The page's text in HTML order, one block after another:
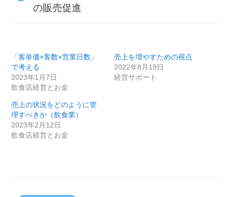
の販売促進
「客単価×客数×営業日数」
で考える
2023年1月7日
飲食店経営とお金
売上を増やすための視点
2022年8月19日
経営サポート
売上の状況をどのように管
理すべきか（飲食業）
2023年2月12日
飲食店経営とお金